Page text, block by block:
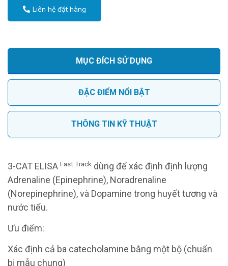
Liên hệ đặt hàng
MỤC ĐÍCH SỬ DỤNG
ĐẶC ĐIỂM NỔI BẬT
THÔNG TIN KỸ THUẬT
3-CAT ELISA Fast Track dùng để xác định định lượng
Adrenaline (Epinephrine), Noradrenaline
(Norepinephrine), và Dopamine trong huyết tương và
nước tiểu.
Ưu điểm:
Xác định cả ba catecholamine bằng một bộ (chuẩn
bị mẫu chung)